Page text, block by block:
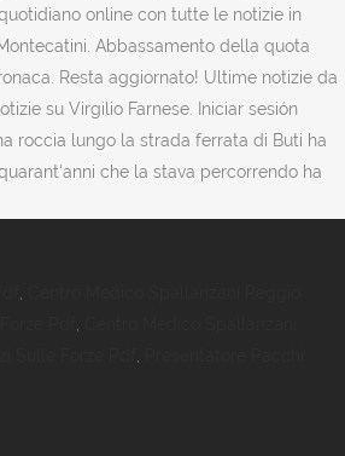
online con tutte le notizie in
Abbassamento della quota
Resta aggiornato! Ultime notizie da
su Virgilio Farnese. Iniciar sesión
roccia lungo la strada ferrata di Buti ha
che la stava percorrendo ha